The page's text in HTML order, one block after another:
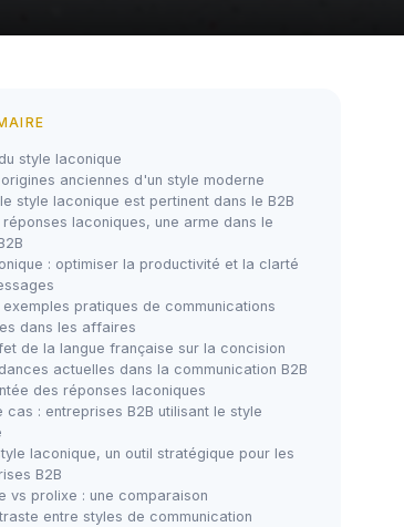
style laconique
anciennes d'un style moderne
style laconique est pertinent dans le B2B
laconiques, une arme dans le
: optimiser la productivité et la clarté
pratiques de communications
dans les affaires
de la langue française sur la concision
actuelles dans la communication B2B
des réponses laconiques
cas : entreprises B2B utilisant le style
laconique, un outil stratégique pour les
B2B
vs prolixe : une comparaison
entre styles de communication